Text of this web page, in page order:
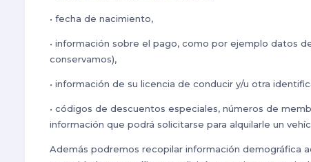
• fecha de nacimiento,
• información sobre el pago, como por ejemplo datos
conservamos),
• información de su licencia de conducir y/u otra
• códigos de descuentos especiales, números de
información que podrá solicitarse para alquilarle un
Además podremos recopilar información demográfica